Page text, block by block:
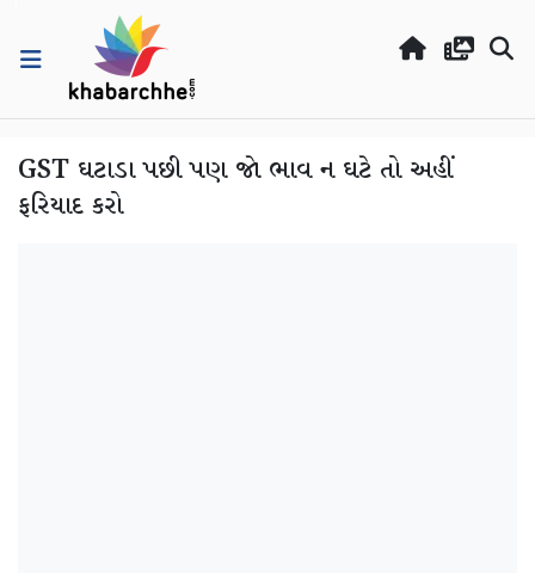
GST ઘટાડા પછી પણ જો ભાવ ન ઘટે તો અહીં
ફરિયાદ કરો